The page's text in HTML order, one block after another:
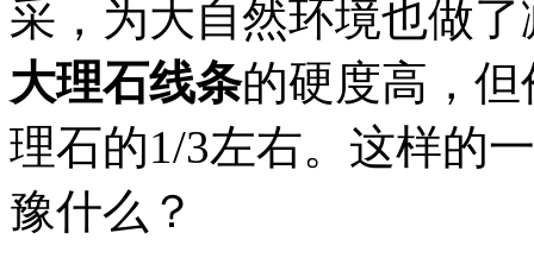
采，为大自然环境也做
大理石线条的硬度高，
理石的1/3左右。这样的
豫什么？